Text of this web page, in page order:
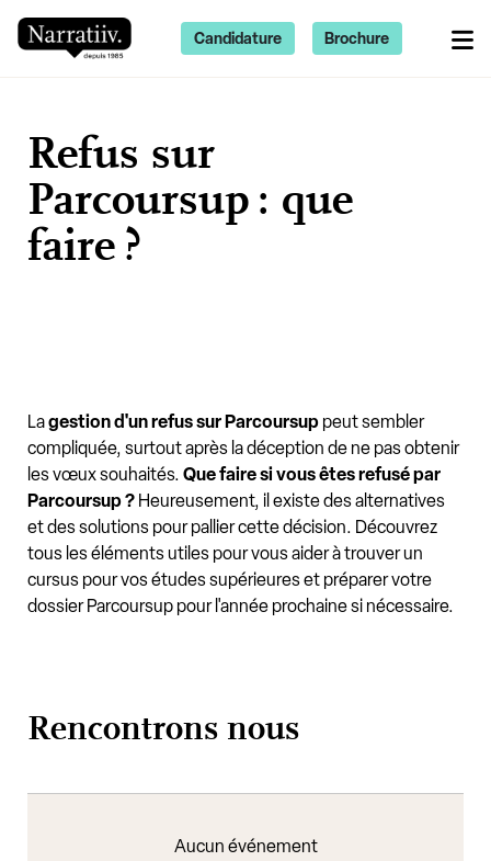
Refus sur
Parcoursup : que
faire ?
Lagestion d'un refus sur Parcoursup peut sembler
compliquée, surtout après la déception de ne pas obtenir
les vœux souhaités. Que faire si vous êtes refusé par
Parcoursup ? Heureusement, il existe des alternatives
et des solutions pour pallier cette décision. Découvrez
tous les éléments utiles pour vous aider à trouver un
cursus pour vos études supérieures et préparer votre
dossier Parcoursup pour l'année prochaine si nécessaire.
Rencontrons nous
Aucun événement
Candidature Brochure